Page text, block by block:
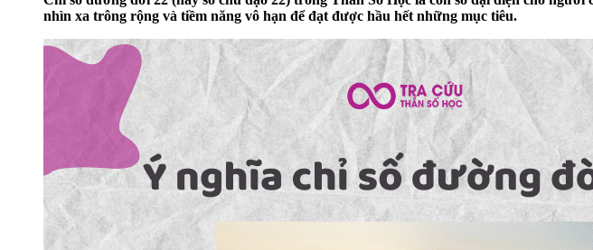
nhìn xa trông rộng và tiềm năng vô hạn để đạt được hầu hết những mục tiêu.